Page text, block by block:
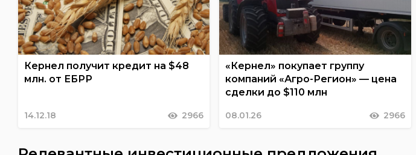
Кернел получит кредит на $48
млн. от ЕБРР
14.12.18 2966
«Кернел» покупает группу
компаний «Агро-Регион» — цена
сделки до $110 млн
08.01.26 2966